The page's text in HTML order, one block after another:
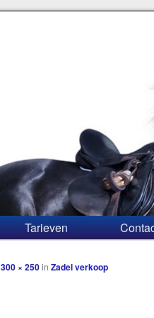
Tarieven
300 × 250in Zadel verkoop